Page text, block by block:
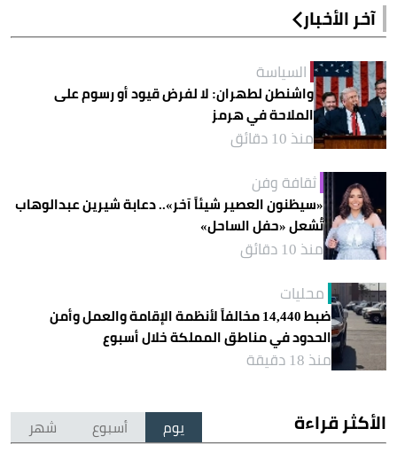
آخر الأخبار
السياسة
واشنطن لطهران: لا لفرض قيود أو رسوم على
الملاحة في هرمز
منذ 10 دقائق
ثقافة وفن
«سيظنون العصير شيئاً آخر».. دعابة شيرين عبدالوهاب
تُشعل «حفل الساحل»
منذ 10 دقائق
محليات
ضبط 14,440 مخالفاً لأنظمة الإقامة والعمل وأمن
الحدود في مناطق المملكة خلال أسبوع
منذ 18 دقيقة
الأكثر قراءة يوم أسبوع شهر